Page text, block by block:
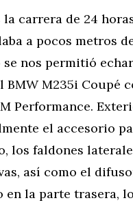
carrera de 24
a pocos metros
se nos permitió
BMW M235i Coupé
Performance.
el accesorio
los faldones
así como el
en la parte trasera,